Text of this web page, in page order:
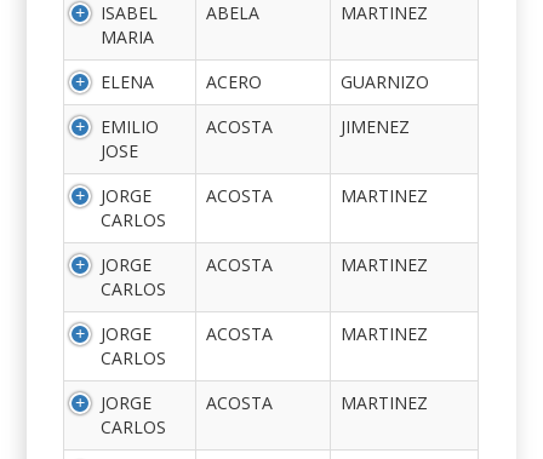
ISABEL
MARIA
ABELA MARTINEZ
ELENA ACERO
GUARNIZO
EMILIO
JOSE
ACOSTA JIMENEZ
JORGE
CARLOS
ACOSTA MARTINEZ
JORGE
CARLOS
ACOSTA MARTINEZ
JORGE
CARLOS
ACOSTA MARTINEZ
JORGE
CARLOS
ACOSTA MARTINEZ